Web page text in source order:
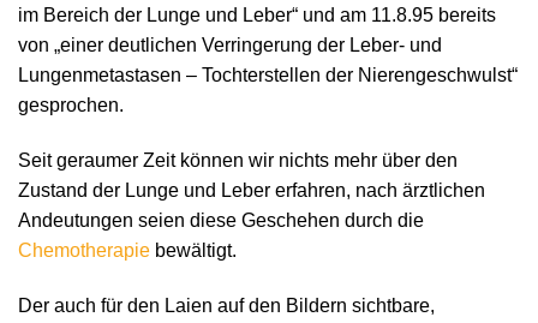
im Bereich der Lunge und Leber“ und am 11.8.95 bereits
von „einer deutlichen Verringerung der Leber- und
Lungenmetastasen – Tochterstellen der Nierengeschwulst“
gesprochen.
Seit geraumer Zeit können wir nichts mehr über den
Zustand der Lunge und Leber erfahren, nach ärztlichen
Andeutungen seien diese Geschehen durch die
Chemotherapie bewältigt.
Der auch für den Laien auf den Bildern sichtbare,